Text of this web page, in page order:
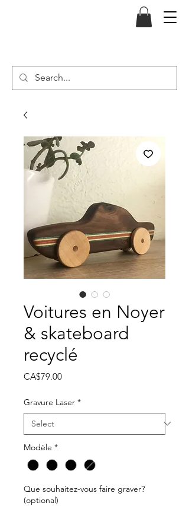
Voitures en Noyer
& skateboard
recyclé
CA$79.00Price
Gravure Laser *
Modèle *
Que souhaitez-vous faire graver?
(optional)